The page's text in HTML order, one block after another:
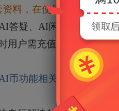
，在使用AI功能的时候
疑、AI闲聊）的过程中
用户需充值AI币后才可
币功能相关说明